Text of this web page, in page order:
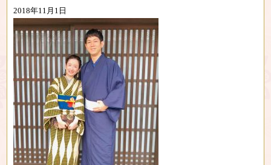
2018年11月1日